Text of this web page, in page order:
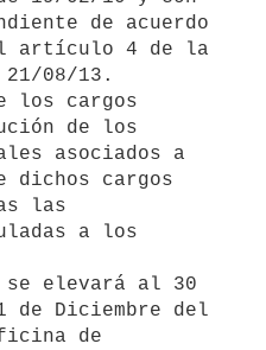
de acuerdo
artículo 4 de la
08/13.
de los
asociados a
dichos cargos
las
a los
de Diciembre del
de